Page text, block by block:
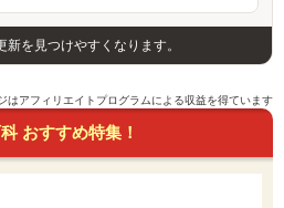
新を見つけやすくなります。
はアフィリエイトプログラムによる収益を得ています
おすすめ特集！